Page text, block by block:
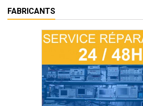
FABRICANTS